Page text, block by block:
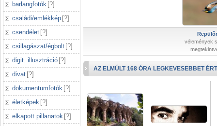
barlangfotók [?]
családi/emlékkép [?]
csendélet [?]
csillagászat/égbolt [?]
digit. illusztráció [?]
divat [?]
dokumentumfotók [?]
életképek [?]
elkapott pillanatok [?]
vélemények
AZ ELMÚLT 168 ÓRA LEGKEVESEBBET